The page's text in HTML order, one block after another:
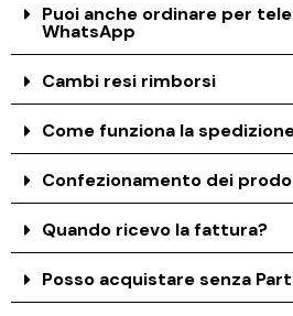
Puoi anche ordinare per
WhatsApp
Cambi resi rimborsi
Come funziona la
Confezionamento dei
Quando ricevo la fattura?
Posso acquistare senza